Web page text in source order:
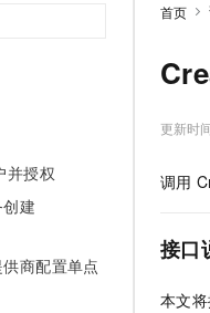
并授权
建
商配置单点
首页
更新时
调用
接口
本文